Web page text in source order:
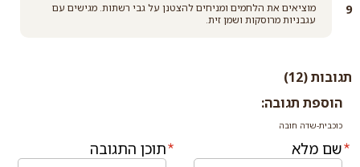
מוציאים את הלחמים ומניחים להצטנן על גבי רשתות. מגישים עם
עגבניות מרוסקות ושמן זית.
תגובות (12)
הוספת תגובה:
כוכבית-שדה חובה
שם מלא תוכן התגובה